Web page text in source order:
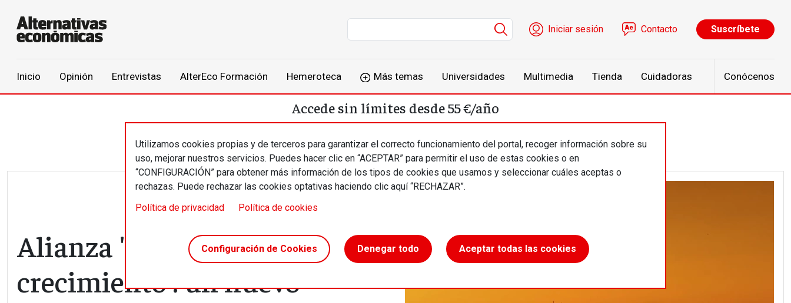
Menú de cuenta de usuario
Iniciar sesión Contacto Suscríbete
Inicio Opinión Entrevistas AlterEco Formación Hemeroteca Más temas Universidades Multimedia Tienda Cuidadoras Conócenos
Utilizamos cookies propias y de terceros para garantizar el correcto funcionamiento del portal, recoger información sobre su
uso, mejorar nuestros servicios. Puedes hacer clic en “ACEPTAR” para permitir el uso de estas cookies o en
“CONFIGURACIÓN” para obtener más información de los tipos de cookies que usamos y seleccionar cuáles aceptas o
rechazas. Puede rechazar las cookies optativas haciendo clic aquí “RECHAZAR”.
Política de privacidad
Política de cookies
Configuración de Cookies Denegar todo Aceptar todas las cookies
Accede sin límites desde 55 €/año
Alianza 'Más allá del
crecimiento': un nuevo